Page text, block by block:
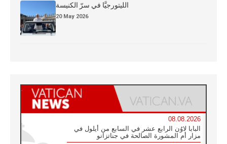
الليتورجيَّا في سرّ الكنيسة
20 May 2026
08.08.2026
البابا لاوُن الرابع عشر في السابع من أيلول في
مزار أم المشورة الصالحة في جناتزانو